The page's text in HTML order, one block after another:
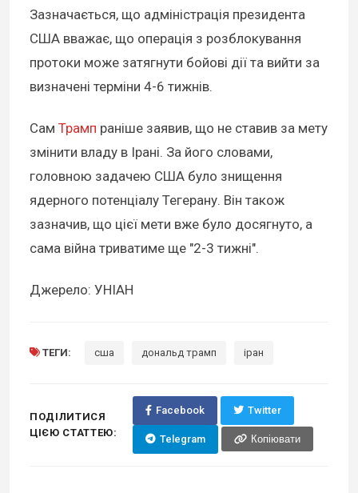
Зазначається, що адміністрація президента
США вважає, що операція з розблокування
протоки може затягнути бойові дії та вийти за
визначені терміни 4-6 тижнів.
Сам Трамп раніше заявив, що не ставив за мету
змінити владу в Ірані. За його словами,
головною задачею США було знищення
ядерного потенціалу Тегерану. Він також
зазначив, що цієї мети вже було досягнуто, а
сама війна триватиме ще "2-3 тижні".
Джерело: УНІАН
ТЕГИ: сша дональд трамп іран
ПОДІЛИТИСЯ
ЦІЄЮ СТАТТЕЮ:
Facebook Twitter
Telegram Копіювати